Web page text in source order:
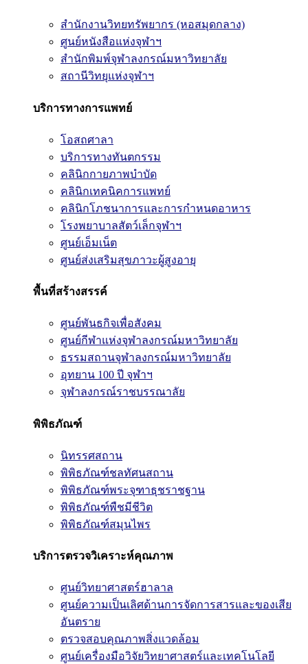
สำนักงานวิทยทรัพยากร (หอสมุดกลาง)
ศูนย์หนังสือแห่งจุฬาฯ
สำนักพิมพ์จุฬาลงกรณ์มหาวิทยาลัย
สถานีวิทยุแห่งจุฬาฯ
บริการทางการแพทย์
โอสถศาลา
บริการทางทันตกรรม
คลินิกกายภาพบำบัด
คลินิกเทคนิคการแพทย์
คลินิกโภชนาการและการกำหนดอาหาร
โรงพยาบาลสัตว์เล็กจุฬาฯ
ศูนย์เอ็มเน็ต
ศูนย์ส่งเสริมสุขภาวะผู้สูงอายุ
พื้นที่สร้างสรรค์
ศูนย์พันธกิจเพื่อสังคม
ศูนย์กีฬาแห่งจุฬาลงกรณ์มหาวิทยาลัย
ธรรมสถานจุฬาลงกรณ์มหาวิทยาลัย
อุทยาน 100 ปี จุฬาฯ
จุฬาลงกรณ์ราชบรรณาลัย
พิพิธภัณฑ์
นิทรรศสถาน
พิพิธภัณฑ์ชลทัศนสถาน
พิพิธภัณฑ์พระจุฑาธุชราชฐาน
พิพิธภัณฑ์พืชมีชีวิต
พิพิธภัณฑ์สมุนไพร
บริการตรวจวิเคราะห์คุณภาพ
ศูนย์วิทยาศาสตร์ฮาลาล
ศูนย์ความเป็นเลิศด้านการจัดการสารและของเสีย
อันตราย
ตรวจสอบคุณภาพสิ่งแวดล้อม
ศูนย์เครื่องมือวิจัยวิทยาศาสตร์และเทคโนโลยี